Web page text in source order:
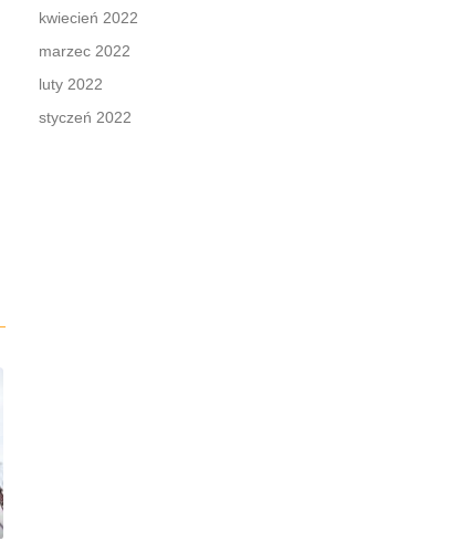
kwiecień 2022
marzec 2022
luty 2022
styczeń 2022